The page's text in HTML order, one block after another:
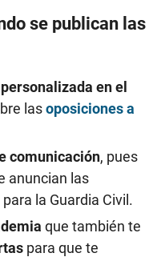
se publican las
en el
lasoposiciones a
comunicación, pues
anuncian las
la Guardia Civil.
que también te
para que te